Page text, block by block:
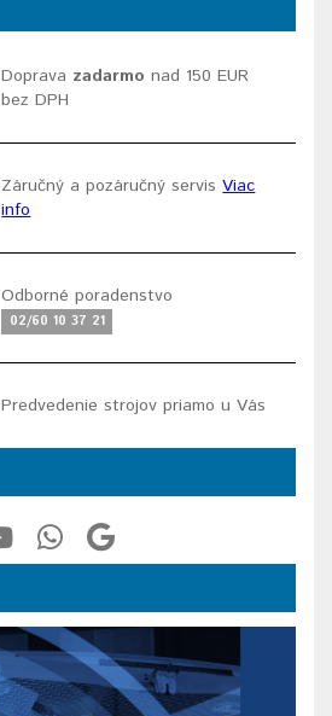
Doprava zadarmo nad 150 EUR
bez DPH
Záručný a pozáručný servisViac
info
Odborné poradenstvo
02/60 10 37 21
Predvedenie strojov priamo u Vás